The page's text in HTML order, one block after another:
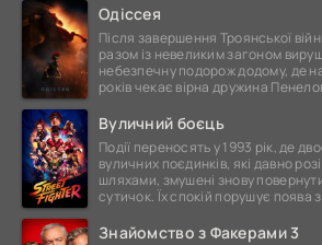
Одіссея
Після завершення Троянської
разом із невеликим загоном
небезпечну подорож додому, де
років чекає вірна дружина
Вуличний боєць
Події переносять у 1993 рік, де
вуличних поєдинків, які давно
шляхами, змушені знову
сутичок. Їх спокій порушує поява
Знайомство з Факерами 3